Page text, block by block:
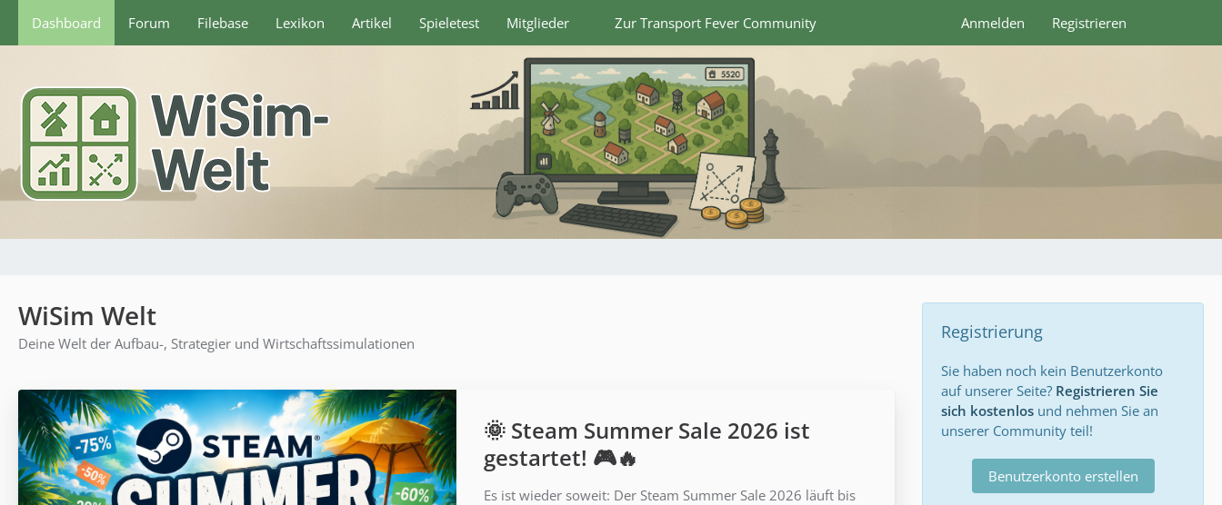
Dashboard Forum Filebase Lexikon Artikel Spieletest Mitglieder Zur Transport Fever Community Anmelden Registrieren
WiSim Welt
Deine Welt der Aufbau-, Strategier und Wirtschaftssimulationen
🌞 Steam Summer Sale 2026 ist
gestartet! 🎮🔥
Es ist wieder soweit: Der Steam Summer Sale 2026 läuft bis
Registrierung
Sie haben noch kein Benutzerkonto
auf unserer Seite? Registrieren Sie
sich kostenlos und nehmen Sie an
unserer Community teil!
Benutzerkonto erstellen